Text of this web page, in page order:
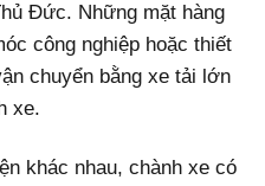
Đức. Những mặt hàng
công nghiệp hoặc thiết
chuyển bằng xe tải lớn
xe.
khác nhau, chành xe có